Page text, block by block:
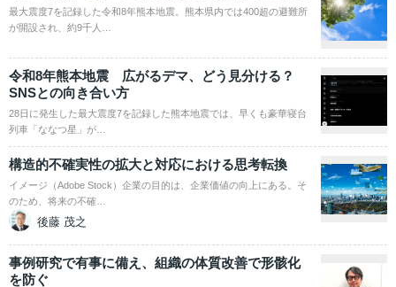
最大震度7を記録した令和8年熊本地震。熊本県内では400超の避難所
が開設され、約9千人…
令和8年熊本地震 広がるデマ、どう見分ける？
SNSとの向き合い方
28日に発生した最大震度7を記録した熊本地震では、早くも豪華寝台
列車「ななつ星」が…
構造的不確実性の拡大と対応における思考転換
イメージ（Adobe Stock）企業の目的は、企業価値の向上にある。そ
のため、将来の不確…
後藤 茂之
事例研究で有事に備え、組織の体質改善で形骸化
を防ぐ